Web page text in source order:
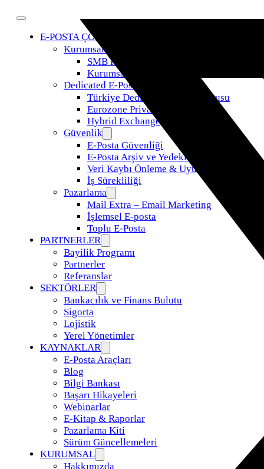
E-POSTA ÇÖZÜMLERİ
Kurumsal E-posta
SMB Kurumsal E-Posta
Kurumsal Ekonomik E-Posta
Dedicated E-Posta Sunucusu
Türkiye Dedike E-Posta Sunucusu
Eurozone Private Cloud E-Posta
Hybrid Exchange
Güvenlik
E-Posta Güvenliği
E-Posta Arşiv ve Yedekleme
Veri Kaybı Önleme & Uyumluluk
İş Sürekliliği
Pazarlama
Mail Extra – Email Marketing
İşlemsel E-posta
Toplu E-Posta
PARTNERLER
Bayilik Programı
Partnerler
Referanslar
SEKTÖRLER
Bankacılık ve Finans Bulutu
Sigorta
Lojistik
Yerel Yönetimler
KAYNAKLAR
E-Posta Araçları
Blog
Bilgi Bankası
Başarı Hikayeleri
Webinarlar
E-Kitap & Raporlar
Pazarlama Kiti
Sürüm Güncellemeleri
KURUMSAL
Hakkımızda